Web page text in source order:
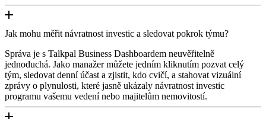
Jak mohu měřit návratnost investic a sledovat pokrok týmu?
Správa je s Talkpal Business Dashboardem neuvěřitelně
jednoduchá. Jako manažer můžete jedním kliknutím pozvat celý
tým, sledovat denní účast a zjistit, kdo cvičí, a stahovat vizuální
zprávy o plynulosti, které jasně ukázaly návratnost investic
programu vašemu vedení nebo majitelům nemovitostí.